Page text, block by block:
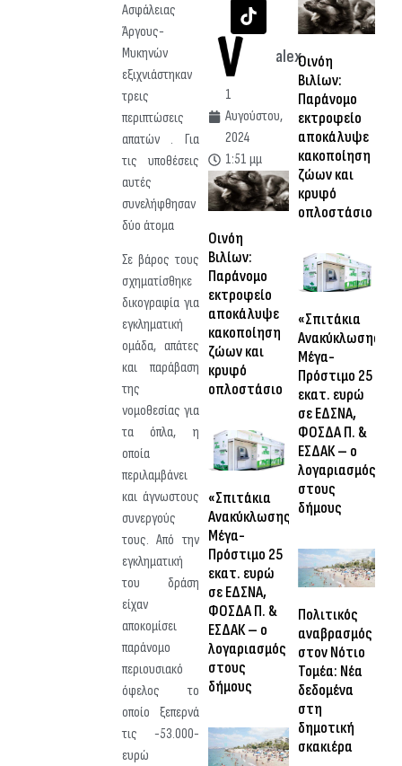
Ασφάλειας
Άργους-
Μυκηνών
εξιχνιάστηκαν
τρεις
περιπτώσεις
απατών . Για
τις υποθέσεις
αυτές
συνελήφθησαν
δύο άτομα
Σε βάρος τους
σχηματίσθηκε
δικογραφία για
εγκληματική
ομάδα, απάτες
και παράβαση
της
νομοθεσίας για
τα όπλα, η
οποία
περιλαμβάνει
και άγνωστους
συνεργούς
τους. Από την
εγκληματική
του δράση
είχαν
αποκομίσει
παράνομο
περιουσιακό
όφελος το
οποίο ξεπερνά
τις -53.000-
ευρώ
alex
1
Αυγούστου,
2024
1:51 μμ
Οινόη
Βιλίων:
Παράνομο
εκτροφείο
αποκάλυψε
κακοποίηση
ζώων και
κρυφό
οπλοστάσιο
«Σπιτάκια
Ανακύκλωσης»:
Μέγα-
Πρόστιμο 25
εκατ. ευρώ
σε ΕΔΣΝΑ,
ΦΟΣΔΑ Π. &
ΕΣΔΑΚ – ο
λογαριασμός
στους
δήμους
Οινόη
Βιλίων:
Παράνομο
εκτροφείο
αποκάλυψε
κακοποίηση
ζώων και
κρυφό
οπλοστάσιο
«Σπιτάκια
Ανακύκλωσης»:
Μέγα-
Πρόστιμο 25
εκατ. ευρώ
σε ΕΔΣΝΑ,
ΦΟΣΔΑ Π. &
ΕΣΔΑΚ – ο
λογαριασμός
στους
δήμους
Πολιτικός
αναβρασμός
στον Νότιο
Τομέα: Νέα
δεδομένα
στη
δημοτική
σκακιέρα